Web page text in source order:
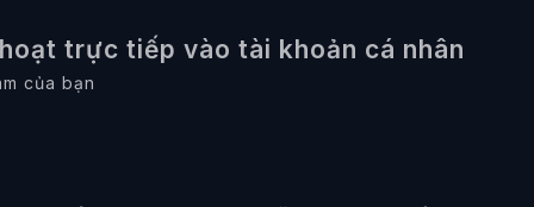
trực tiếp vào tài khoản cá nhân
của bạn